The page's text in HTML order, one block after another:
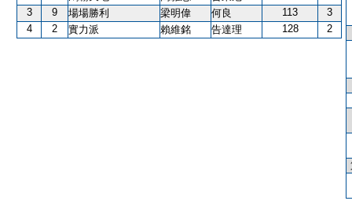
3
9 場場勝利 梁明偉 何良 113
3
4
2 實力派 賴維銘 告達理 128 2